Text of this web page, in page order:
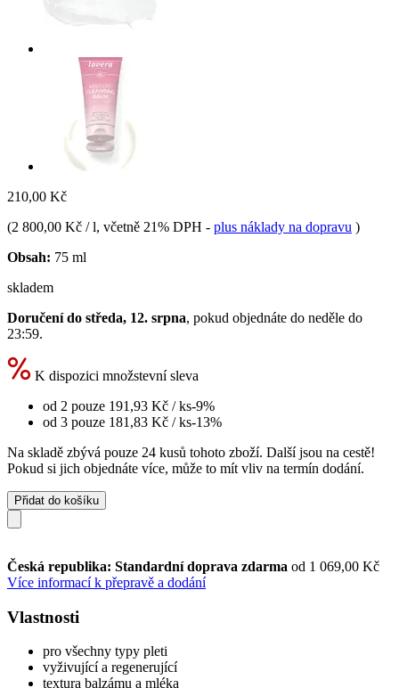
210,00 Kč
(2 800,00 Kč / l, včetně 21% DPH - plus náklady na dopravu )
Obsah: 75 ml
skladem
Doručení do středa, 12. srpna, pokud objednáte do neděle do
23:59.
K dispozici množstevní sleva
od 2 pouze 191,93 Kč / ks-9%
od 3 pouze 181,83 Kč / ks-13%
Na skladě zbývá pouze 24 kusů tohoto zboží. Další jsou na cestě!
Pokud si jich objednáte více, může to mít vliv na termín dodání.
Přidat do košíku
Česká republika: Standardní doprava zdarma od 1 069,00 Kč
Více informací k přepravě a dodání
Vlastnosti
pro všechny typy pleti
vyživující a regenerující
textura balzámu a mléka